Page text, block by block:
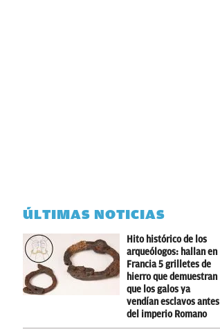
ÚLTIMAS NOTICIAS
Hito histórico de los
arqueólogos: hallan en
Francia 5 grilletes de
hierro que demuestran
que los galos ya
vendían esclavos antes
del imperio Romano